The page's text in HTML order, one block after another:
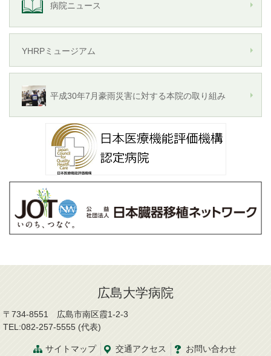
病院ニュース
YHRPミュージアム
平成30年7月豪雨災害に対する本院の取り組み
広島大学病院
〒734-8551 広島市南区霞1-2-3
TEL:082-257-5555 (代表)
サイトマップ 交通アクセス お問い合わせ